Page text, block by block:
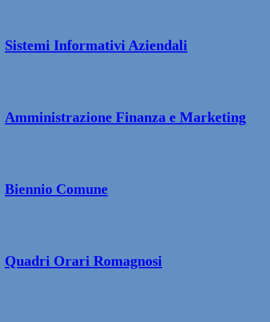
Sistemi Informativi Aziendali
Amministrazione Finanza e Marketing
Biennio Comune
Quadri Orari Romagnosi